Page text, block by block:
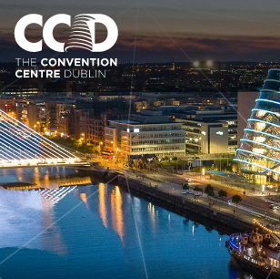
Aller
au
contenu
The
Convention
Centre
Dublin